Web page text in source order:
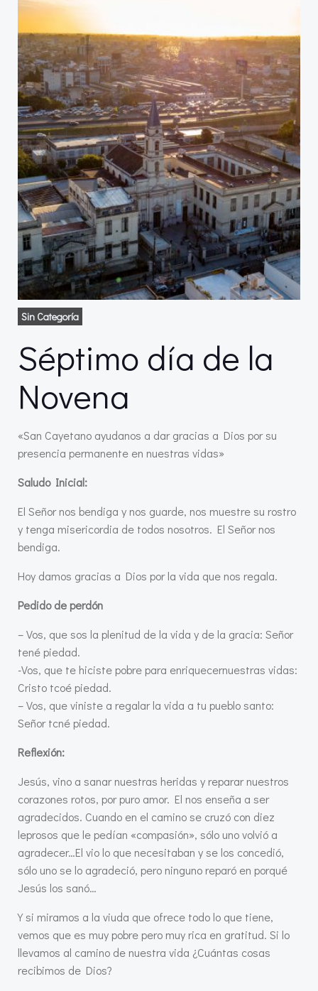
Sin Categoría
Séptimo día de la
Novena
«San Cayetano ayudanos a dar gracias a Dios por su
presencia permanente en nuestras vidas»
Saludo Inicial:
El Señor nos bendiga y nos guarde, nos muestre su rostro
y tenga misericordia de todos nosotros. El Señor nos
bendiga.
Hoy damos gracias a Dios por la vida que nos regala.
Pedido de perdón
– Vos, que sos la plenitud de la vida y de la gracia: Señor
tené piedad.
-Vos, que te hiciste pobre para enriquecernuestras vidas:
Cristo tcoé piedad.
– Vos, que viniste a regalar la vida a tu pueblo santo:
Señor tcné piedad.
Reflexión:
Jesús, vino a sanar nuestras heridas y reparar nuestros
corazones rotos, por puro amor. El nos enseña a ser
agradecidos. Cuando en el camino se cruzó con diez
leprosos que le pedían «compasión», sólo uno volvió a
agradecer…El vio lo que necesitaban y se los concedió,
sólo uno se lo agradeció, pero ninguno reparó en porqué
Jesús los sanó…
Y si miramos a la viuda que ofrece todo lo que tiene,
vemos que es muy pobre pero muy rica en gratitud. Si lo
llevamos al camino de nuestra vida ¿Cuántas cosas
recibimos de Dios?